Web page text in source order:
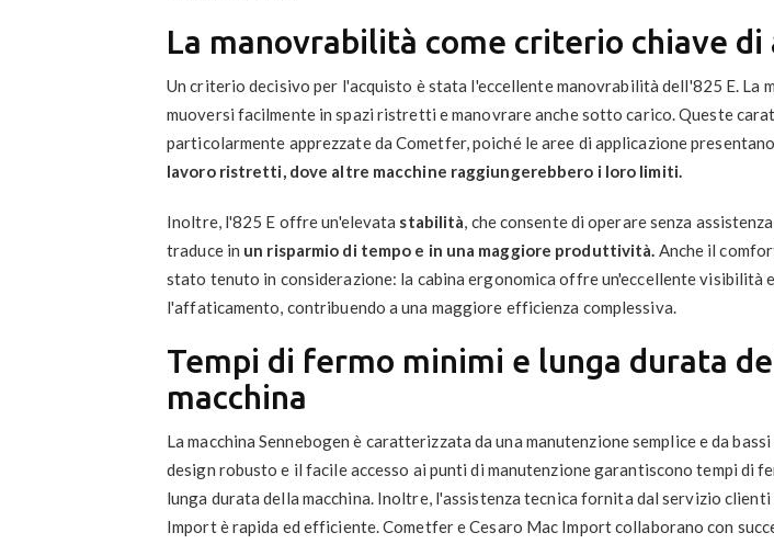
La manovrabilità come criterio chiave di
Un criterio decisivo per l'acquisto è stata l'eccellente manovrabilità dell'825 E. La
muoversi facilmente in spazi ristretti e manovrare anche sotto carico. Queste
particolarmente apprezzate da Cometfer, poiché le aree di applicazione
lavoro ristretti, dove altre macchine raggiungerebbero i loro limiti.
Inoltre, l'825 E offre un'elevata stabilità, che consente di operare senza
traduce in un risparmio di tempo e in una maggiore produttività. Anche il
stato tenuto in considerazione: la cabina ergonomica offre un'eccellente visibilità
l'affaticamento, contribuendo a una maggiore efficienza complessiva.
Tempi di fermo minimi e lunga durata
macchina
La macchina Sennebogen è caratterizzata da una manutenzione semplice e da
design robusto e il facile accesso ai punti di manutenzione garantiscono tempi di
lunga durata della macchina. Inoltre, l'assistenza tecnica fornita dal servizio clienti
Import è rapida ed efficiente. Cometfer e Cesaro Mac Import collaborano con